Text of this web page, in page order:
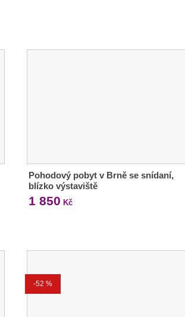
Pohodový pobyt v Brně se snídaní,
blízko výstaviště
1 850 Kč
-52 %